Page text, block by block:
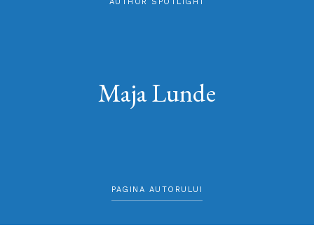
Maja Lunde
PAGINA AUTORULUI